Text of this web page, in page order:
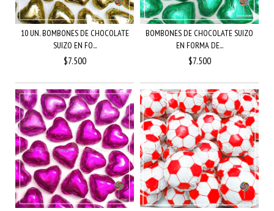
10 UN. BOMBONES DE CHOCOLATE
SUIZO EN FO...
$7.500
BOMBONES DE CHOCOLATE SUIZO
EN FORMA DE...
$7.500